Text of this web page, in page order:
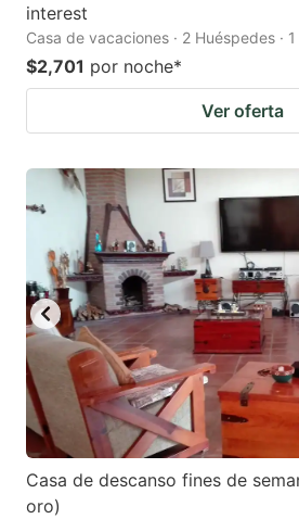
interest
Casa de vacaciones · 2 Huéspedes ·
$2,701 por noche*
Ver oferta
Casa de descanso fines de
oro)